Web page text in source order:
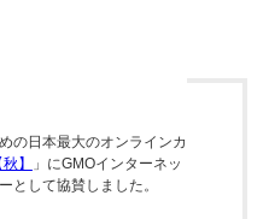
の​日本最大のオンラインカ
】
」にGMOインターネッ
として協賛しました。